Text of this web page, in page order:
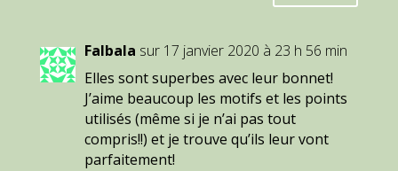
Falbala sur 17 janvier 2020 à 23 h 56 min
Elles sont superbes avec leur bonnet!
J’aime beaucoup les motifs et les points
utilisés (même si je n’ai pas tout
compris!!) et je trouve qu’ils leur vont
parfaitement!